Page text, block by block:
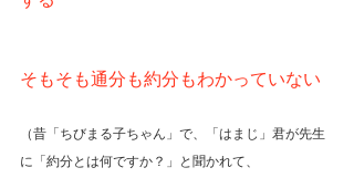
そもそも通分も約分もわかっていない
（昔「ちびまる子ちゃん」で、「はまじ」君が先生
に「約分とは何ですか？」と聞かれて、